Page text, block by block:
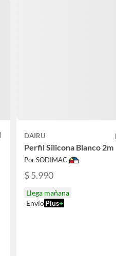
DAIRU
Perfil Silicona Blanco 2m
Por SODIMAC
$ 5.990
Llega mañana
EnvíoPlus+